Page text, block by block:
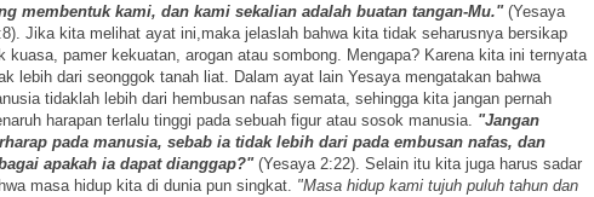
membentuk kami, dan kami sekalian adalah buatan tangan-Mu."(Yesaya
Jika kita melihat ayat ini,maka jelaslah bahwa kita tidak seharusnya bersikap
kuasa, pamer kekuatan, arogan atau sombong. Mengapa? Karena kita ini ternyata
lebih dari seonggok tanah liat. Dalam ayat lain Yesaya mengatakan bahwa
tidaklah lebih dari hembusan nafas semata, sehingga kita jangan pernah
harapan terlalu tinggi pada sebuah figur atau sosok manusia. "Jangan
pada manusia, sebab ia tidak lebih dari pada embusan nafas, dan
apakah ia dapat dianggap?"(Yesaya 2:22). Selain itu kita juga harus sadar
masa hidup kita di dunia pun singkat. "Masa hidup kami tujuh puluh tahun dan